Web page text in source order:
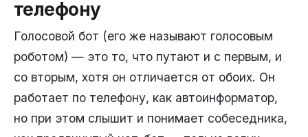
телефону
Голосовой бот (его же называют голосовым
роботом) — это то, что путают и с первым, и
со вторым, хотя он отличается от обоих. Он
работает по телефону, как автоинформатор,
но при этом слышит и понимает собеседника,